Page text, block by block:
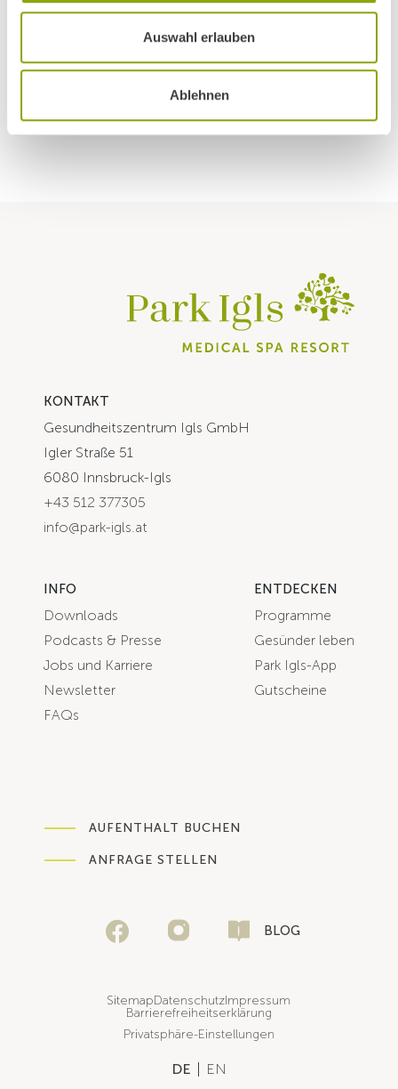
Auswahl erlauben
Ablehnen
Igler Straße 51, 6080 Innsbruck-Igls
JETZT BEWERBEN
KONTAKT
Gesundheitszentrum Igls GmbH
Igler Straße 51
6080 Innsbruck-Igls
+43 512 377305
info@park-igls.at
INFO
Downloads
Podcasts & Presse
Jobs und Karriere
Newsletter
FAQs
ENTDECKEN
Programme
Gesünder leben
Park Igls-App
Gutscheine
AUFENTHALT BUCHEN
ANFRAGE STELLEN
BLOG
SitemapDatenschutzImpressum
Barrierefreiheitserklärung
Privatsphäre-Einstellungen
DE EN